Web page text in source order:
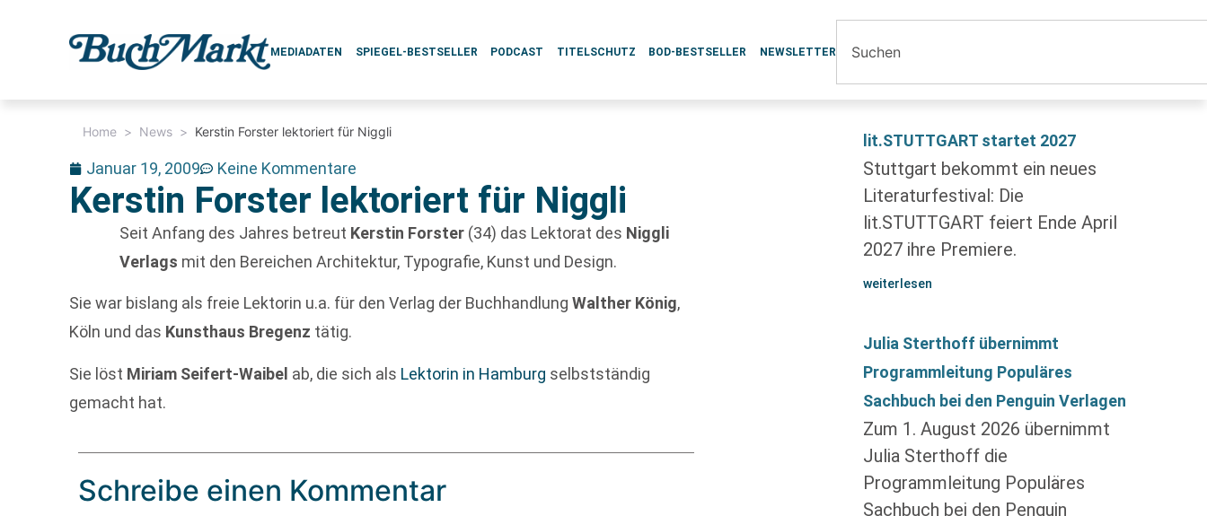
MEDIADATEN SPIEGEL-BESTSELLER PODCAST TITELSCHUTZ BOD-BESTSELLER NEWSLETTER
Home > News > Kerstin Forster lektoriert für Niggli
Januar 19, 2009 Keine Kommentare
Kerstin Forster lektoriert für Niggli
Seit Anfang des Jahres betreut Kerstin Forster (34) das Lektorat des Niggli
Verlags mit den Bereichen Architektur, Typografie, Kunst und Design.
Sie war bislang als freie Lektorin u.a. für den Verlag der BuchhandlungWalther König,
Köln und das Kunsthaus Bregenz tätig.
Sie löst Miriam Seifert-Waibel ab, die sich als Lektorin in Hamburg selbstständig
gemacht hat.
Schreibe einen Kommentar
lit.STUTTGART startet 2027
Stuttgart bekommt ein neues
Literaturfestival: Die
lit.STUTTGART feiert Ende April
2027 ihre Premiere.
weiterlesen
Julia Sterthoff übernimmt
Programmleitung Populäres
Sachbuch bei den Penguin Verlagen
Zum 1. August 2026 übernimmt
Julia Sterthoff die
Programmleitung Populäres
Sachbuch bei den Penguin